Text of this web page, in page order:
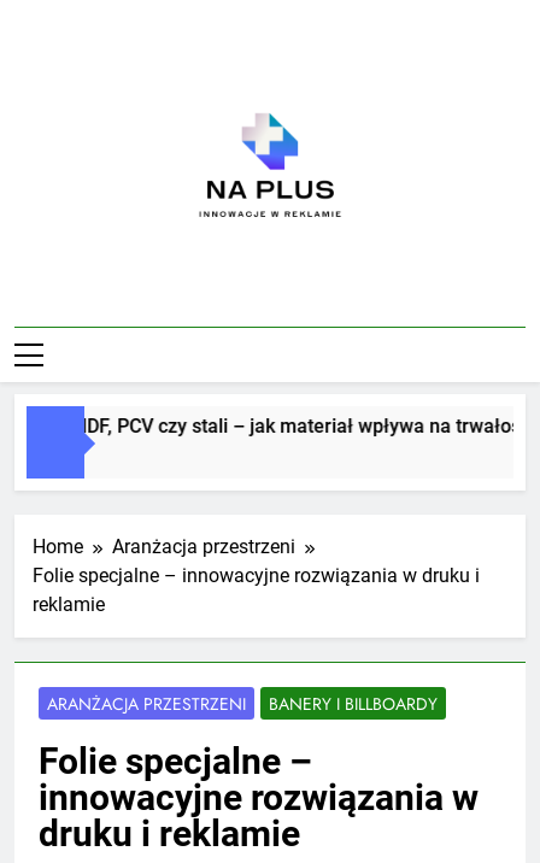
Na Plus
z MDF, PCV czy stali – jak materiał wpływa na trwałość i
Home
Aranżacja przestrzeni
Folie specjalne – innowacyjne rozwiązania w druku i
reklamie
ARANŻACJA PRZESTRZENI BANERY I BILLBOARDY
Folie specjalne –
innowacyjne rozwiązania w
druku i reklamie